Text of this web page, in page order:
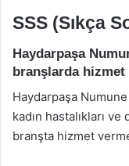
SSS (Sıkça
Haydarpaşa
branşlarda
Haydarpaşa
kadın hastalıkları
branşta hizmet